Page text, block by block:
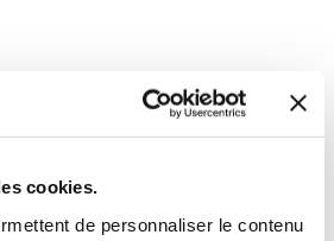
cookies.
de personnaliser le contenu